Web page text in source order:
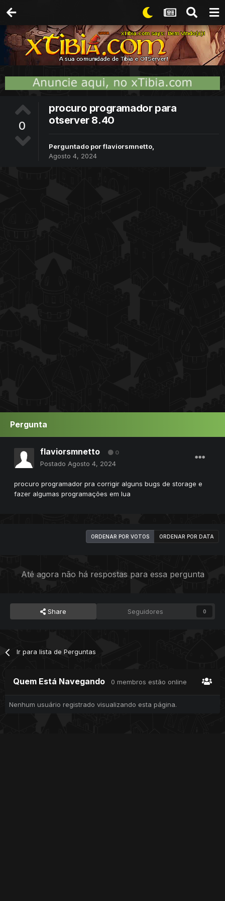
0
procuro programador para
otserver 8.40
Perguntado porflaviorsmnetto
Agosto 4, 2024
Pergunta
flaviorsmnetto 0
Postado Agosto 4, 2024
procuro programador pra corrigir alguns bugs de storage e
fazer algumas programações em lua
ORDENAR POR VOTOS ORDENAR POR DATA
Até agora não há respostas para essa pergunta
Share Seguidores 0
Ir para lista de Perguntas
Quem Está Navegando 0 membros estão online
Nenhum usuário registrado visualizando esta página.